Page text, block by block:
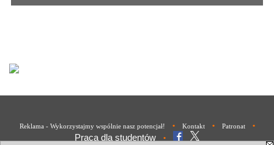
Reklama - Wykorzystajmy wspólnie nasz potencjał! • Kontakt • Patronat •
Praca dla studentów •